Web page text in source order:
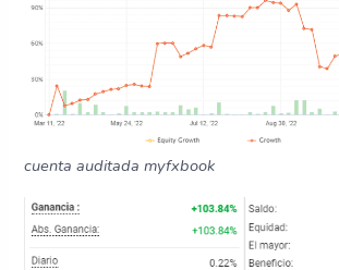
cuenta auditada myfxbook